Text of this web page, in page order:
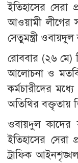
ইতিহাসের সেরা
আওয়ামী লীগের
সেতুমন্ত্রী ওবায়দুল
রোববার (২৬ মে)
আলোচনা ও
কর্মচারীদের
অতিথির বক্তৃতায়
ওবায়দুল কাদের
ইতিহাসের সেরা
ট্রাফিক